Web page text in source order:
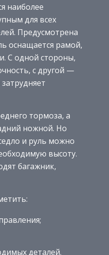
наиболее
для всех
Предусмотрена
оснащается рамой,
С одной стороны,
с другой —
тормоза, а
ножной. Но
и руль можно
высоту.
багажник,
деталей.